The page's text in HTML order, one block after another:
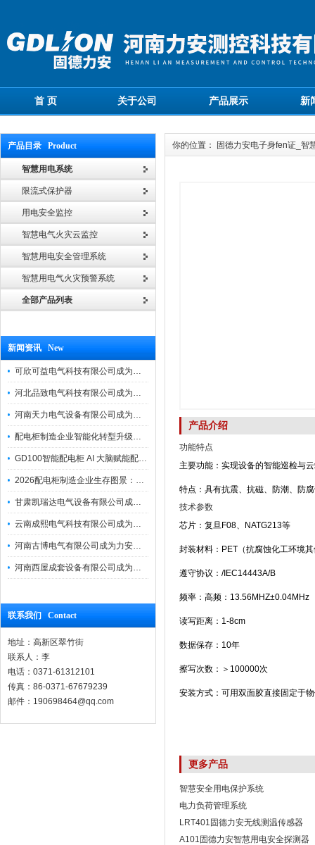
首 页 关于公司 产品展示 新
产品目录 Product
智慧用电系统
限流式保护器
用电安全监控
智慧电气火灾云监控
智慧用电安全管理系统
智慧用电气火灾预警系统
全部产品列表
新闻资讯 New
可欣可益电气科技有限公司成为力安电易云战略合作伙伴，共创智能配电新未来
河北品致电气科技有限公司成为力安电易云战略合作伙伴，共创智能配电新未来
河南天力电气设备有限公司成为力安电易云战略合作伙伴，共创智能配电新未来
配电柜制造企业智能化转型升级研讨会在力安成功举办
GD100智能配电柜 AI 大脑赋能配电柜制造企业高压一键顺控！
2026配电柜制造企业生存图景：市场、政策与智能化转型路径
甘肃凯瑞达电气设备有限公司成为电易云战略合作伙伴，共创智能配电新未来
云南成熙电气科技有限公司成为力安电易云战略合作伙伴，共创智能配电新未来
河南古博电气有限公司成为力安电易云战略合作伙伴，共创智能配电新未来！
河南西屋成套设备有限公司成为力安电易云战略合作伙伴，共创智能配电新未来
联系我们 Contact
地址：高新区翠竹街
联系人：李
电话：0371-61312101
传真：86-0371-67679239
邮件：190698464@qq.com
你的位置： 固德力安电子身fen证_智
产品介绍
功能特点
主要功能：实现设备的智能巡检与
特点：具有抗震、抗磁、防潮、防
技术参数
芯片：复旦F08、NATG213等
封装材料：PET（抗腐蚀化工环境
遵守协议：/IEC14443A/B
频率：高频：13.56MHZ±0.04MHz
读写距离：1-8cm
数据保存：10年
擦写次数：＞100000次
安装方式：可用双面胶直接固定于
更多产品
智慧安全用电保护系统
电力负荷管理系统
LRT401固德力安无线测温传感器
A101固德力安智慧用电安全探测器